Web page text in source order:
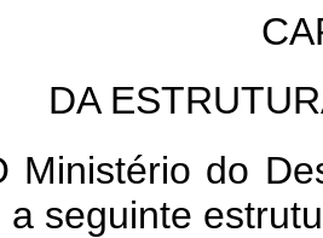
DA
do
a seguinte